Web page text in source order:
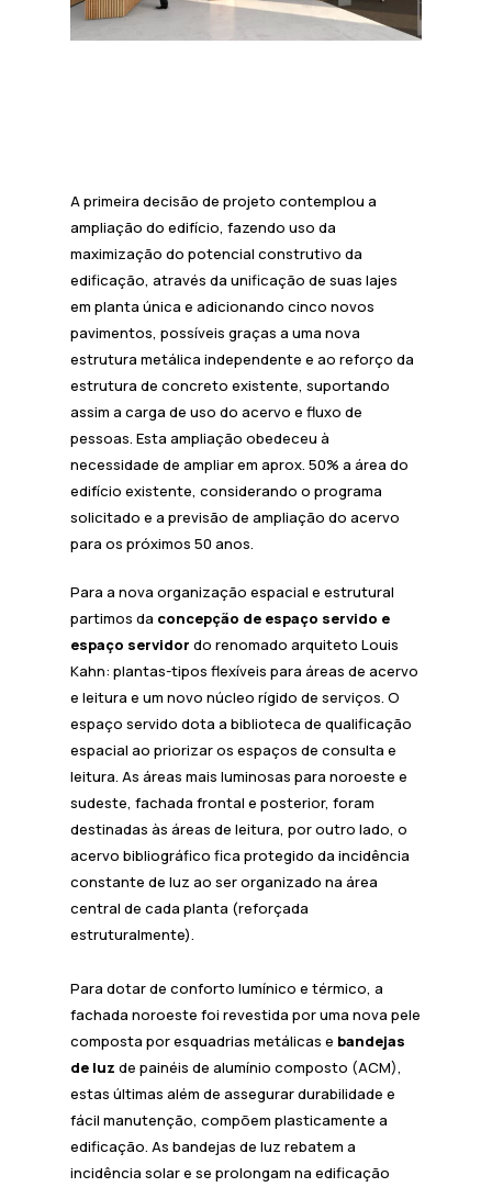
A primeira decisão de projeto contemplou a
ampliação do edifício, fazendo uso da
maximização do potencial construtivo da
edificação, através da unificação de suas lajes
em planta única e adicionando cinco novos
pavimentos, possíveis graças a uma nova
estrutura metálica independente e ao reforço da
estrutura de concreto existente, suportando
assim a carga de uso do acervo e fluxo de
pessoas. Esta ampliação obedeceu à
necessidade de ampliar em aprox. 50% a área do
edifício existente, considerando o programa
solicitado e a previsão de ampliação do acervo
para os próximos 50 anos.
Para a nova organização espacial e estrutural
partimos da concepção de espaço servido e
espaço servidor do renomado arquiteto Louis
Kahn: plantas-tipos flexíveis para áreas de acervo
e leitura e um novo núcleo rígido de serviços. O
espaço servido dota a biblioteca de qualificação
espacial ao priorizar os espaços de consulta e
leitura. As áreas mais luminosas para noroeste e
sudeste, fachada frontal e posterior, foram
destinadas às áreas de leitura, por outro lado, o
acervo bibliográfico fica protegido da incidência
constante de luz ao ser organizado na área
central de cada planta (reforçada
estruturalmente).
Para dotar de conforto lumínico e térmico, a
fachada noroeste foi revestida por uma nova pele
composta por esquadrias metálicas e bandejas
de luz de painéis de alumínio composto (ACM),
estas últimas além de assegurar durabilidade e
fácil manutenção, compõem plasticamente a
edificação. As bandejas de luz rebatem a
incidência solar e se prolongam na edificação